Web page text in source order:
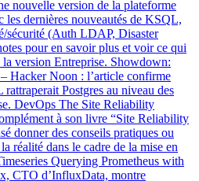
nouvelle version de la plateforme
les dernières nouveautés de KSQL,
sécurité (Auth LDAP, Disaster
pour en savoir plus et voir ce qui
version Entreprise. Showdown:
Hacker Noon : l’article confirme
Postgres au niveau des
DevOps The Site Reliability
à son livre “Site Reliability
donner des conseils pratiques ou
réalité dans le cadre de la mise en
Querying Prometheus with
CTO d’InfluxData, montre